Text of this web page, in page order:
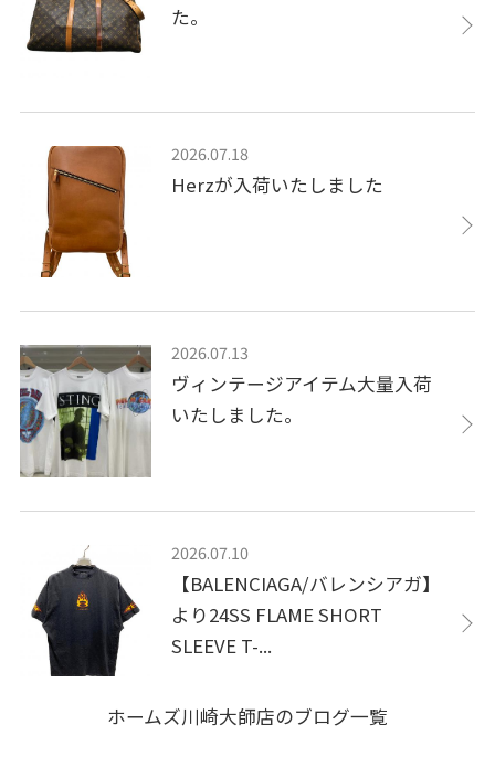
た。
2026.07.18
Herzが入荷いたしました
2026.07.13
ヴィンテージアイテム大量入荷
いたしました。
2026.07.10
【BALENCIAGA/バレンシアガ】
より24SS FLAME SHORT
SLEEVE T-...
ホームズ川崎大師店のブログ一覧